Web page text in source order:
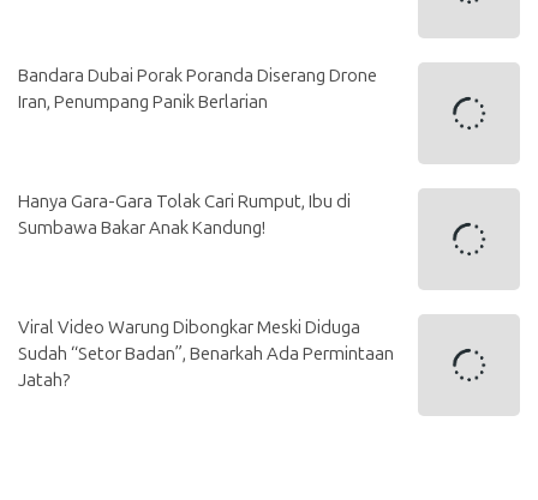
Bandara Dubai Porak Poranda Diserang Drone
Iran, Penumpang Panik Berlarian
Hanya Gara-Gara Tolak Cari Rumput, Ibu di
Sumbawa Bakar Anak Kandung!
Viral Video Warung Dibongkar Meski Diduga
Sudah “Setor Badan”, Benarkah Ada Permintaan
Jatah?